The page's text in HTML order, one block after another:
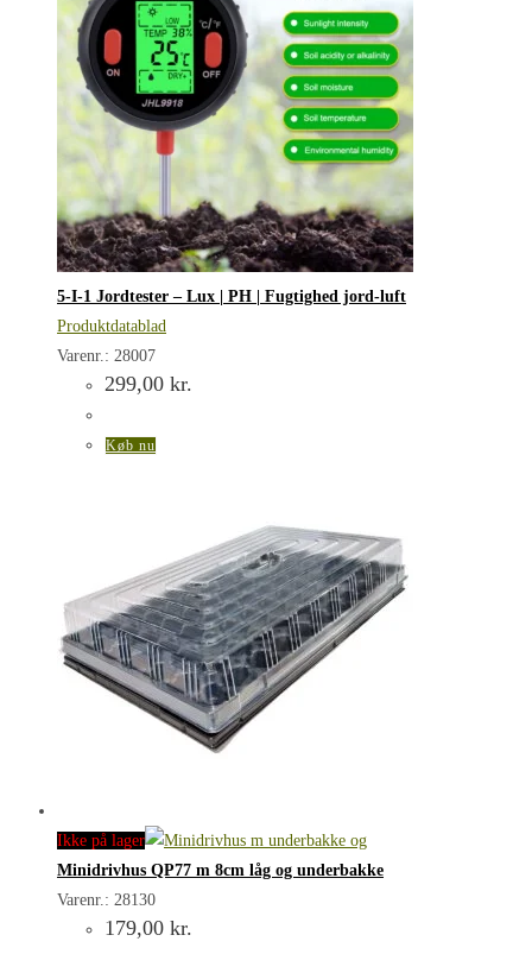
5-I-1 Jordtester – Lux | PH | Fugtighed jord-luft
Produktdatablad
Varenr.: 28007
299,00 kr.
Køb nu
Ikke på lager
Minidrivhus QP77 m 8cm låg og underbakke
Varenr.: 28130
179,00 kr.